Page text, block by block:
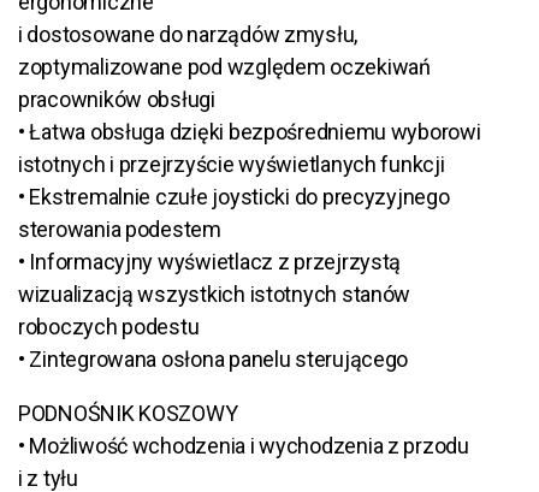
i dostosowane do narządów zmysłu,
zoptymalizowane pod względem oczekiwań
pracowników obsługi
• Łatwa obsługa dzięki bezpośredniemu wyborowi
istotnych i przejrzyście wyświetlanych funkcji
• Ekstremalnie czułe joysticki do precyzyjnego
sterowania podestem
• Informacyjny wyświetlacz z przejrzystą
wizualizacją wszystkich istotnych stanów
roboczych podestu
• Zintegrowana osłona panelu sterującego
PODNOŚNIK KOSZOWY
• Możliwość wchodzenia i wychodzenia z przodu
i z tyłu